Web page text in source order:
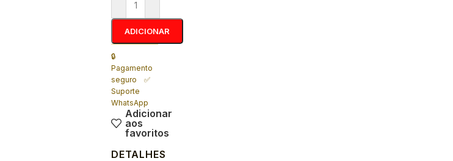
ADICIONAR
🔒
Pagamento
seguro ✅
Suporte
WhatsApp
Adicionar
aos
favoritos
DETALHES